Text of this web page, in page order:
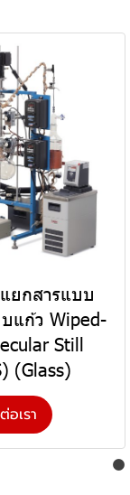
ยกสารแบบ
แก้ว Wiped-
Still
(Glass)
อเรา